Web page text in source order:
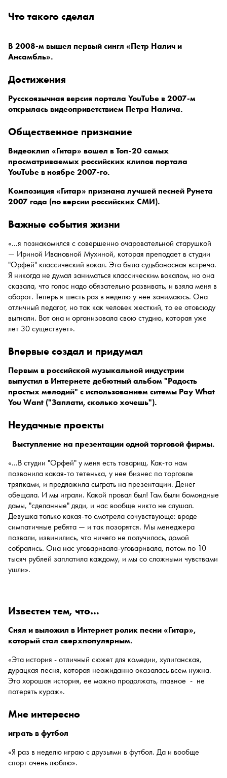
что такого сделал
В 2008-м вышел первый сингл «Петр Налич и
Ансамбль».
достижения
Русскоязычная версия портала YouTube в 2007-м
открылась видеоприветствием Петра Налича.
общественное признание
Видеоклип «Гитар» вошел в Топ-20 самых
просматриваемых российских клипов портала
YouTube в ноябре 2007-го.
Композиция «Гитар» признана лучшей песней Рунета
2007 года (по версии российских СМИ).
важные события жизни
«...я познакомился с совершенно очаровательной старушкой
— Ириной Ивановной Мухиной, которая преподает в студии
"Орфей" классический вокал. Это была судьбоносная встреча.
Я никогда не думал заниматься классическим вокалом, но она
сказала, что голос надо обязательно развивать, и взяла меня в
оборот. Теперь я шесть раз в неделю у нее занимаюсь. Она
отличный педагог, но так как человек жесткий, то ее отовсюду
выгнали. Вот она и организовала свою студию, которая уже
лет 30 существует».
впервые создал и придумал
Первым в российской музыкальной индустрии
выпустил в Интернете дебютный альбом "Радость
простых мелодий" с использованием ситемы Pay What
You Want ("Заплати, сколько хочешь").
неудачные проекты
Выступление на презентации одной торговой фирмы.
«...В студии "Орфей" у меня есть товарищ. Как-то нам
позвонила какая-то тетенька, у нее бизнес по торговле
тряпками, и предложила сыграть на презентации. Денег
обещала. И мы играли. Какой провал был! Там были бомондные
дамы, "сделанные" дяди, и нас вообще никто не слушал.
Девушка только какая-то смотрела сочувствующе: вроде
симпатичные ребята — и так позорятся. Мы менеджера
позвали, извинились, что ничего не получилось, домой
собрались. Она нас уговаривала-уговаривала, потом по 10
тысяч рублей заплатила каждому, и мы со сложными чувствами
ушли».
известен тем, что…
Снял и выложил в Интернет ролик песни «Гитар»,
который стал сверхпопулярным.
«Эта история - отличный сюжет для комедии, хулиганская,
дурацкая песня, которая неожиданно оказалась всем нужна.
Это хорошая история, ее можно продолжать, главное - не
потерять кураж».
мне интересно
играть в футбол
«Я раз в неделю играю с друзьями в футбол. Да и вообще
спорт очень люблю».